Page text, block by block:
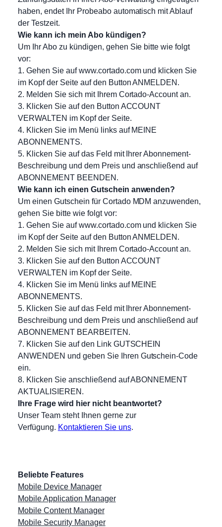
haben, endet Ihr Probeabo automatisch mit Ablauf
der Testzeit.
Wie kann ich mein Abo kündigen?
Um Ihr Abo zu kündigen, gehen Sie bitte wie folgt
vor:
1. Gehen Sie auf www.cortado.com und klicken Sie
im Kopf der Seite auf den Button ANMELDEN.
2. Melden Sie sich mit Ihrem Cortado-Account an.
3. Klicken Sie auf den Button ACCOUNT
VERWALTEN im Kopf der Seite.
4. Klicken Sie im Menü links auf MEINE
ABONNEMENTS.
5. Klicken Sie auf das Feld mit Ihrer Abonnement-
Beschreibung und dem Preis und anschließend auf
ABONNEMENT BEENDEN.
Wie kann ich einen Gutschein anwenden?
Um einen Gutschein für Cortado MDM anzuwenden,
gehen Sie bitte wie folgt vor:
1. Gehen Sie auf www.cortado.com und klicken Sie
im Kopf der Seite auf den Button ANMELDEN.
2. Melden Sie sich mit Ihrem Cortado-Account an.
3. Klicken Sie auf den Button ACCOUNT
VERWALTEN im Kopf der Seite.
4. Klicken Sie im Menü links auf MEINE
ABONNEMENTS.
5. Klicken Sie auf das Feld mit Ihrer Abonnement-
Beschreibung und dem Preis und anschließend auf
ABONNEMENT BEARBEITEN.
7. Klicken Sie auf den Link GUTSCHEIN
ANWENDEN und geben Sie Ihren Gutschein-Code
ein.
8. Klicken Sie anschließend auf ABONNEMENT
AKTUALISIEREN.
Ihre Frage wird hier nicht beantwortet?
Unser Team steht Ihnen gerne zur
Verfügung. Kontaktieren Sie uns.
Beliebte Features
Mobile Device Manager
Mobile Application Manager
Mobile Content Manager
Mobile Security Manager